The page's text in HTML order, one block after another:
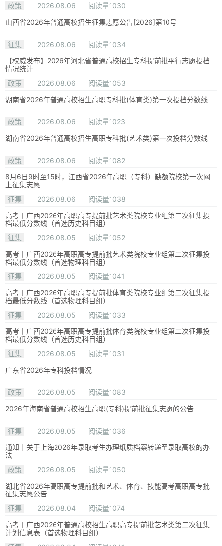
政策
2026.08.06
阅读量1030
山西省2026年普通高校招生征集志愿公告[2026]第10号
征集 2026.08.06
阅读量1034
【权威发布】2026年河北省普通高校招生专科提前批平行志愿投档
情况统计
政策
2026.08.06
阅读量1053
湖南省2026年普通高校招生高职专科批(体育类)第一次投档分数线
政策 2026.08.06
阅读量1023
湖南省2026年普通高校招生高职专科批(艺术类)第一次投档分数线
政策 2026.08.06
阅读量1082
8月6日9时至15时，江西省2026年高职（专科）缺额院校第一次网
上征集志愿
征集
2026.08.06
阅读量1038
高考丨广西2026年高职高专提前批艺术类院校专业组第二次征集投
档最低分数线（首选历史科目组）
征集
2026.08.05
阅读量1052
高考丨广西2026年高职高专提前批艺术类院校专业组第二次征集投
档最低分数线（首选物理科目组）
征集
2026.08.05
阅读量1041
高考丨广西2026年高职高专提前批体育类院校专业组第二次征集投
档最低分数线（首选物理科目组）
征集
2026.08.05
阅读量1033
高考丨广西2026年高职高专提前批体育类院校专业组第二次征集投
档最低分数线（首选历史科目组）
征集
2026.08.05
阅读量1031
广东省2026年专科投档情况
政策 2026.08.05
阅读量1083
2026年海南省普通高校招生高职(专科)提前批征集志愿的公告
征集 2026.08.05
阅读量1036
通知｜关于上海2026年录取考生办理纸质档案转递至录取高校的办
法
政策
2026.08.05
阅读量1050
湖北省2026年高职高专提前批和艺术、体育、技能高考高职高专批
征集志愿公告
征集
2026.08.04
阅读量1074
高考丨广西2026年普通高校招生高职高专提前批艺术类第二次征集
计划信息表（首选物理科目组）